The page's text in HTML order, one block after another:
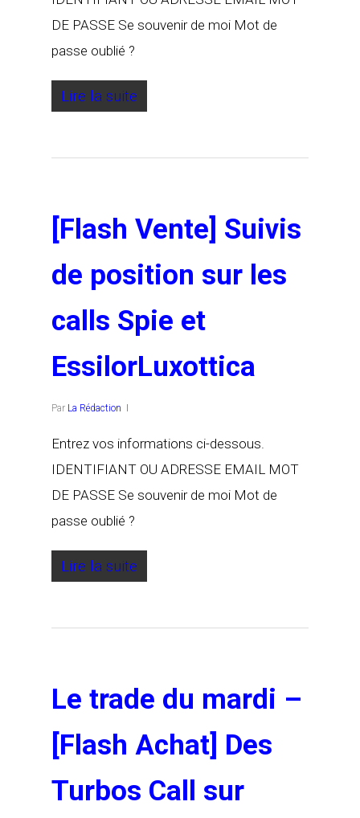
DE PASSE Se souvenir de moi Mot de
passe oublié ?
Lire la suite
[Flash Vente] Suivis
de position sur les
calls Spie et
EssilorLuxottica
Par La Rédaction
Entrez vos informations ci-dessous.
IDENTIFIANT OU ADRESSE EMAIL MOT
DE PASSE Se souvenir de moi Mot de
passe oublié ?
Lire la suite
Le trade du mardi –
[Flash Achat] Des
Turbos Call sur